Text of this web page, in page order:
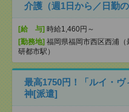
介護（週1日から／日勤
[給 与] 時給1,460円～
[勤務地] 福岡県福岡市西区西浦
研都市駅）
最高1750円！「ルイ・
神[派遣]